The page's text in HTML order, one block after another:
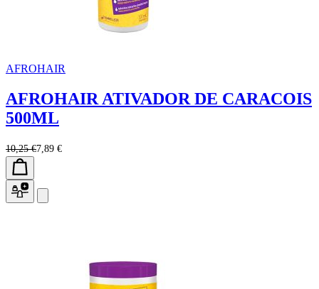
AFROHAIR
AFROHAIR ATIVADOR DE CARACOIS
500ML
10,25 €7,89 €